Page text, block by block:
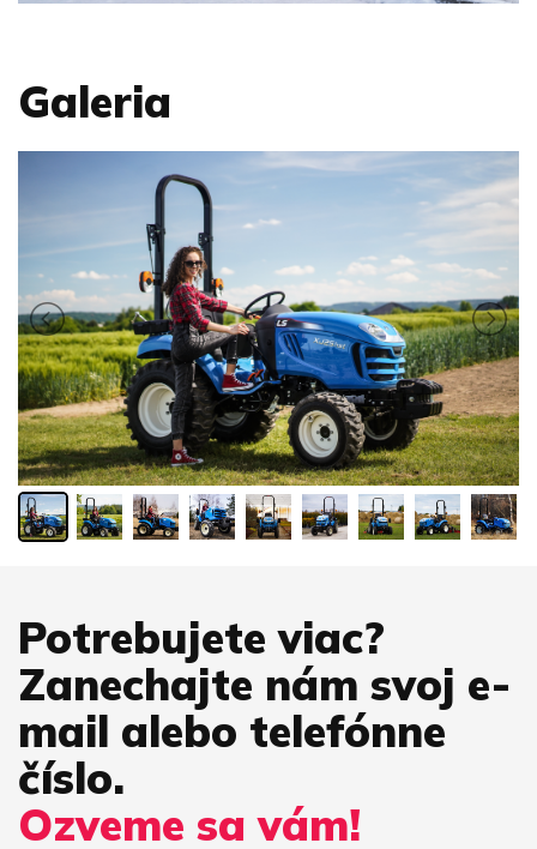
Galeria
Potrebujete viac?
Zanechajte nám svoj e-
mail alebo telefónne
číslo.
Ozveme sa vám!